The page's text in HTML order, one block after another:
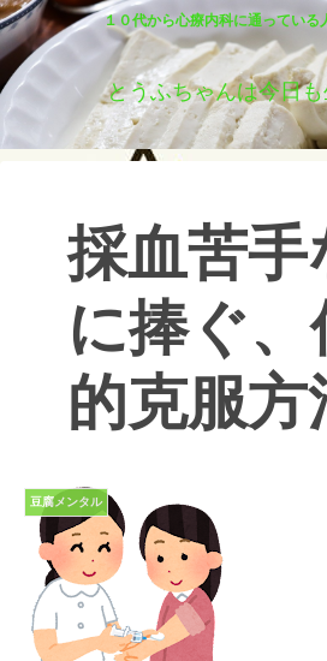
１０代から心療内科に通っている
とうふちゃんは今日
採血苦手
に捧ぐ、
的克服方
豆腐メンタル